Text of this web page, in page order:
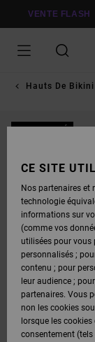
VENTE FLASH
Hauts De Bikini
CE SITE
Nos partenaires et
technologie
informations sur
(comme vos
utilisées pour vous
personnalisés ;
contenu ; pour
leur audience ;
partenaires. Vous
non les cookies
lorsque les
consentement (tels